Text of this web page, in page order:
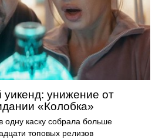
унижение от
«Колобка»
одну каску собрала больше
топовых релизов